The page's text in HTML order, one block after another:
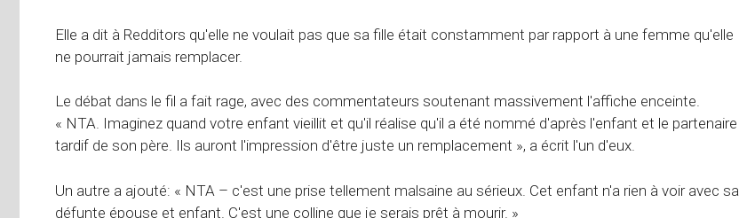
Elle a dit à Redditors qu'elle ne voulait pas que sa fille était constamment par rapport à une femme qu'elle
ne pourrait jamais remplacer.
Le débat dans le fil a fait rage, avec des commentateurs soutenant massivement l'affiche enceinte.
« NTA. Imaginez quand votre enfant vieillit et qu'il réalise qu'il a été nommé d'après l'enfant et le partenaire
tardif de son père. Ils auront l'impression d'être juste un remplacement », a écrit l'un d'eux.
Un autre a ajouté: « NTA – c'est une prise tellement malsaine au sérieux. Cet enfant n'a rien à voir avec sa
défunte épouse et enfant. C'est une colline que je serais prêt à mourir. »